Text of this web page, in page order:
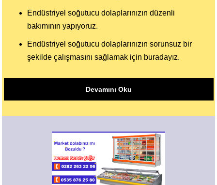
Endüstriyel soğutucu dolaplarınızın düzenli
bakımının yapıyoruz.
Endüstriyel soğutucu dolaplarınızın sorunsuz bir
şekilde çalışmasını sağlamak için buradayız.
Devamını Oku